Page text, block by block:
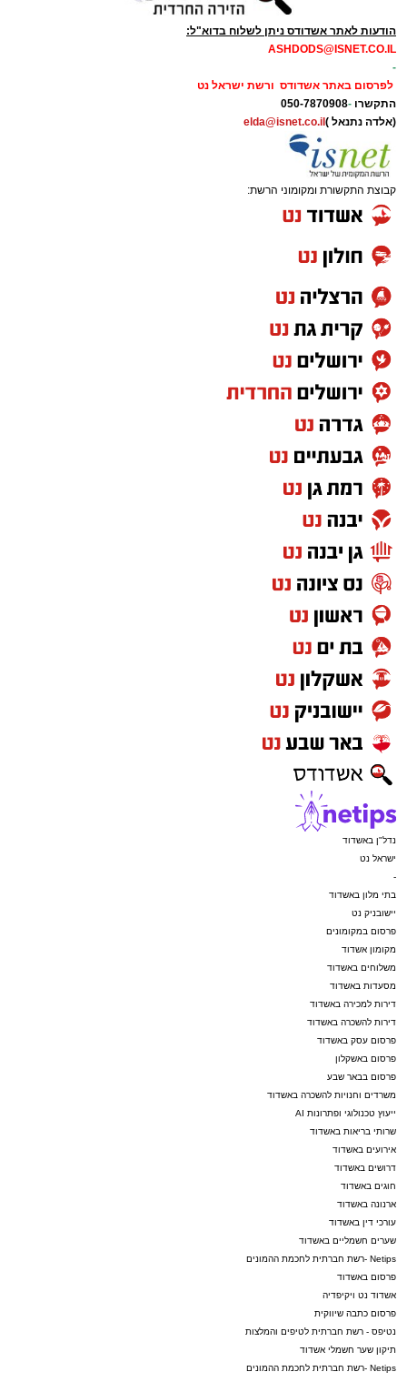
הודעות לאתר אשדודס ניתן לשלוח בדוא"ל:
ASHDODS@ISNET.CO.IL
-
לפרסום באתר אשדודס ורשת ישראל נט
התקשרו -
050-7870908
(אלדה נתנאל ) elda@isnet.co.il
קבוצת התקשורת ומקומוני הרשת:
נדל"ן באשדוד
ישראל נט
-
בתי מלון באשדוד
יישובניק נט
פרסום במקומונים
מקומון אשדוד
משלוחים באשדוד
מסעדות באשדוד
דירות למכירה באשדוד
דירות להשכרה באשדוד
פרסום עסק באשדוד
פרסום באשקלון
פרסום בבאר שבע
משרדים וחנויות להשכרה באשדוד
ייעוץ טכנולוגי ופתרונות AI
שרותי בריאות באשדוד
אירועים באשדוד
דרושים באשדוד
חוגים באשדוד
ארנונה באשדוד
עורכי דין באשדוד
שערים חשמליים באשדוד
Netips -רשת חברתית לחכמת ההמונים
פרסום באשדוד
אשדוד נט ויקיפדיה
פרסום כתבה שיווקית
נטיפס - רשת חברתית לטיפים והמלצות
תיקון שער חשמלי אשדוד
Netips -רשת חברתית לחכמת ההמונים